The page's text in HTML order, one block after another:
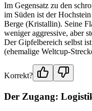
Im Gegensatz zu den
im Süden ist der
Berge (Kristallin). Seine
weniger aggressive, aber
Der Gipfelbereich selbst
(ehemalige Weltcup-
Korrekt?
Der Zugang: